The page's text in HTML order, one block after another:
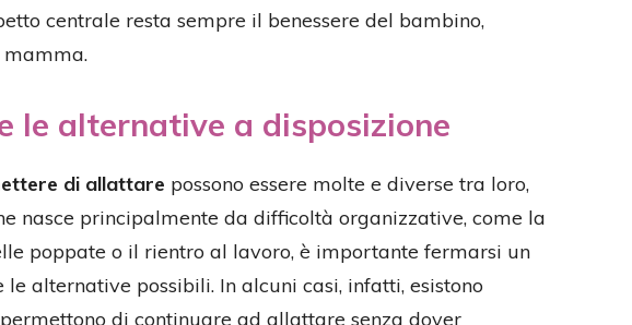
centrale resta sempre il benessere del bambino,
le alternative a disposizione
di allattare possono essere molte e diverse tra loro,
nasce principalmente da difficoltà organizzative, come la
poppate o il rientro al lavoro, è importante fermarsi un
alternative possibili. In alcuni casi, infatti, esistono
di continuare ad allattare senza dover